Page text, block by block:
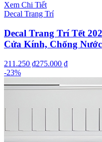
Xem Chi Tiết
Decal Trang Trí
Decal Trang Trí Tết
Cửa Kính, Chống Nước
211.250 ₫275.000 ₫
-23%